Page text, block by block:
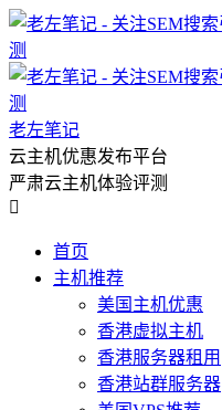
老左笔记
云主机优惠发布平台
严肃云主机体验评测

首页
主机推荐
美国主机优惠
香港虚拟主机
香港服务器租用
香港站群服务器